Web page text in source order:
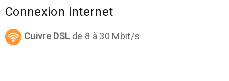
Connexion internet
Cuivre DSLde 8 à 30 Mbit/s